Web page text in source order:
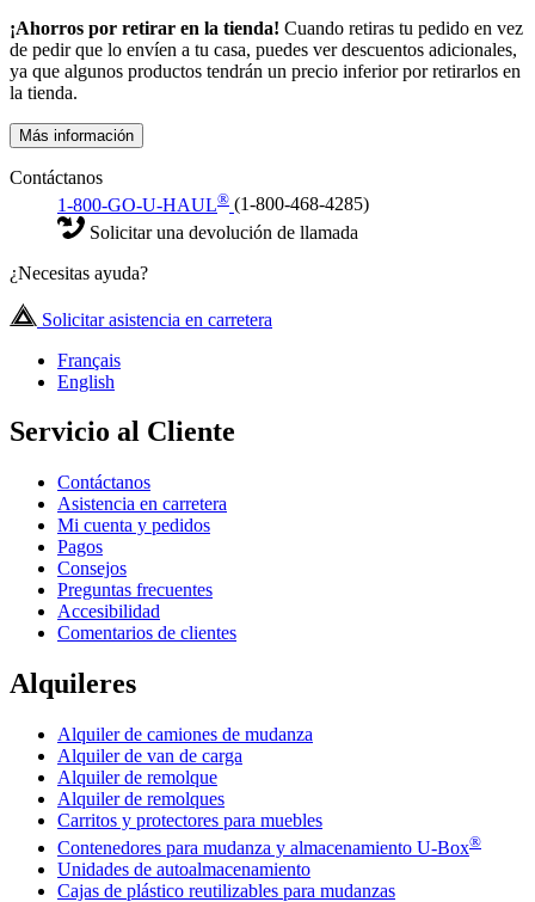
¡Ahorros por retirar en la tienda! Cuando retiras tu pedido en vez
de pedir que lo envíen a tu casa, puedes ver descuentos adicionales,
ya que algunos productos tendrán un precio inferior por retirarlos en
la tienda.
Más información
Contáctanos
1-800-GO-U-HAUL® (1-800-468-4285)
Solicitar una devolución de llamada
¿Necesitas ayuda?
Solicitar asistencia en carretera
Français
English
Servicio al Cliente
Contáctanos
Asistencia en carretera
Mi cuenta y pedidos
Pagos
Consejos
Preguntas frecuentes
Accesibilidad
Comentarios de clientes
Alquileres
Alquiler de camiones de mudanza
Alquiler de van de carga
Alquiler de remolque
Alquiler de remolques
Carritos y protectores para muebles
Contenedores para mudanza y almacenamiento U-Box®
Unidades de autoalmacenamiento
Cajas de plástico reutilizables para mudanzas